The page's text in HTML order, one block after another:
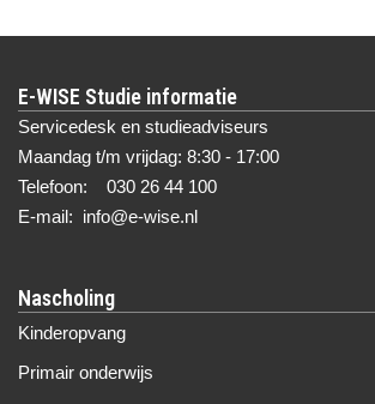
E-WISE Studie informatie
Servicedesk en studieadviseurs
Maandag t/m vrijdag: 8:30 - 17:00
Telefoon: 030 26 44 100
E-mail: info@e-wise.nl
Nascholing
Kinderopvang
Primair onderwijs